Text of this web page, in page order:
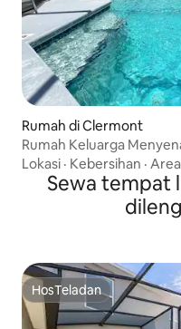
Rumah di Clermont
Rumah Keluarga
Lokasi · Kebersihan ·
Sewa tempat
HosTeladan
HosTeladan